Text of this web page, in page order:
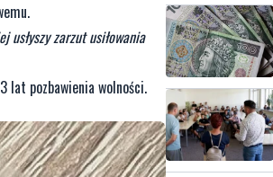
usłyszy zarzut usiłowania
lat pozbawienia wolności.